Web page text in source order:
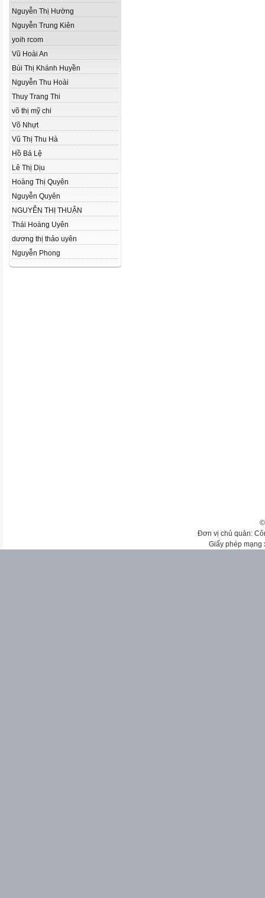
Nguyễn Thị Hường
Nguyễn Trung Kiên
yoih rcom
Vũ Hoài An
Bùi Thị Khánh Huyền
Nguyễn Thu Hoài
Thuy Trang Thi
võ thị mỹ chi
Võ Nhựt
Vũ Thị Thu Hà
Hồ Bá Lệ
Lê Thị Dịu
Hoàng Thị Quyên
Nguyễn Quyên
NGUYỄN THỊ THUẬN
Thái Hoàng Uyên
dương thị thảo uyên
Nguyễn Phong
Đơn vị chủ quản:
Giấy phép mạng